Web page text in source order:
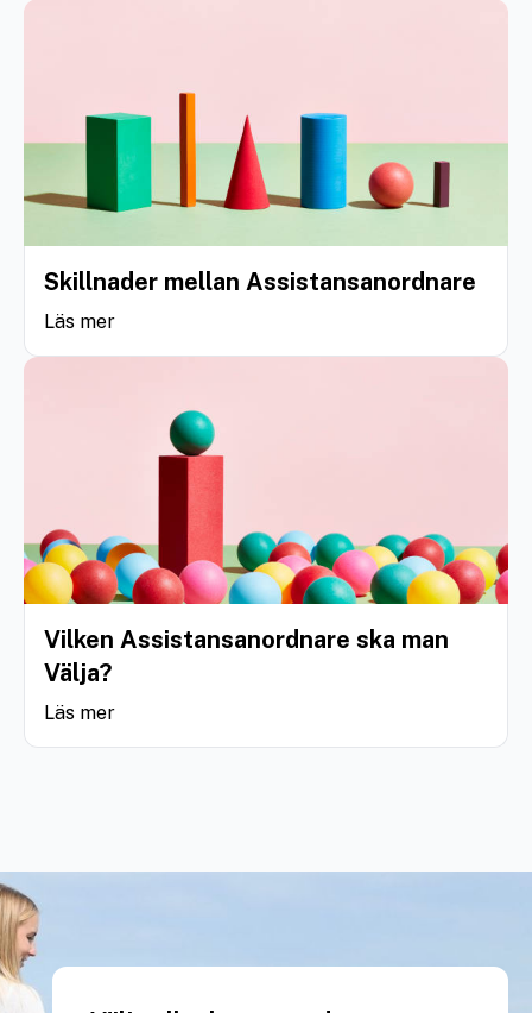
Skillnader mellan Assistansanordnare
Läs mer
Vilken Assistansanordnare ska man
Välja?
Läs mer